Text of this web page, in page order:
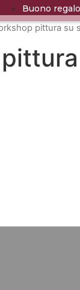
Buono regalo
pittura su